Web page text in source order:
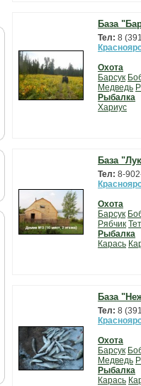
База
Тел: 8
Охота
Барсук
Медведь
Рыбалка
Хариус
База
Тел: 8-
Охота
Барсук
Рябчик
Рыбалка
Карась
База
Тел: 8
Охота
Барсук
Медведь
Рыбалка
Карась